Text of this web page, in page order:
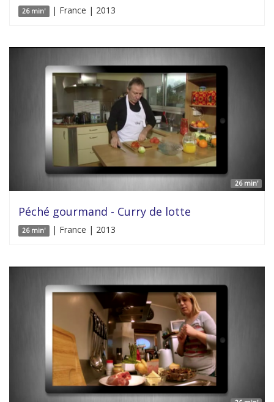
26 min' | France | 2013
26 min'
Péché gourmand - Curry de lotte
26 min' | France | 2013